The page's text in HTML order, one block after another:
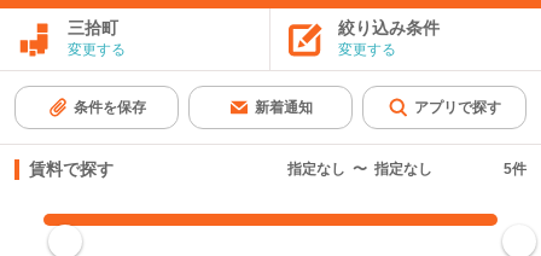
三拾町
変更する
絞り込み条件
変更する
条件を保存 新着通知 アプリで探す
賃料で探す 指定なし 〜 指定なし 5件